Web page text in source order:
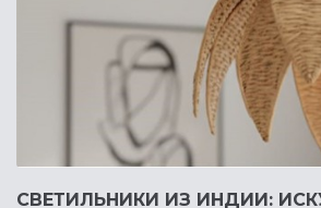
СВЕТИЛЬНИКИ ИЗ ИНДИИ: